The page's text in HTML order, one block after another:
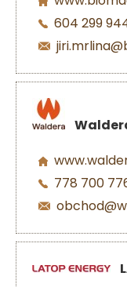
604 299
778 700